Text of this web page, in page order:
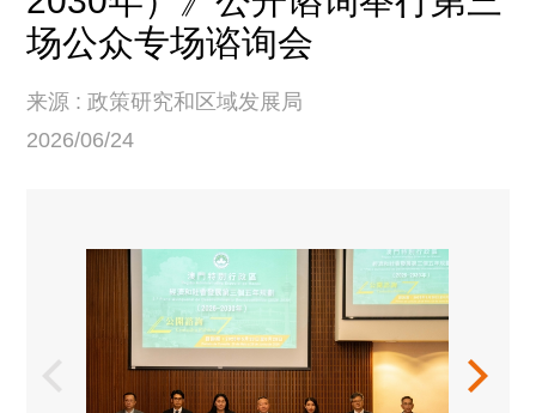
场公众专场谘询会
来源 : 政策研究和区域发展局
2026/06/24